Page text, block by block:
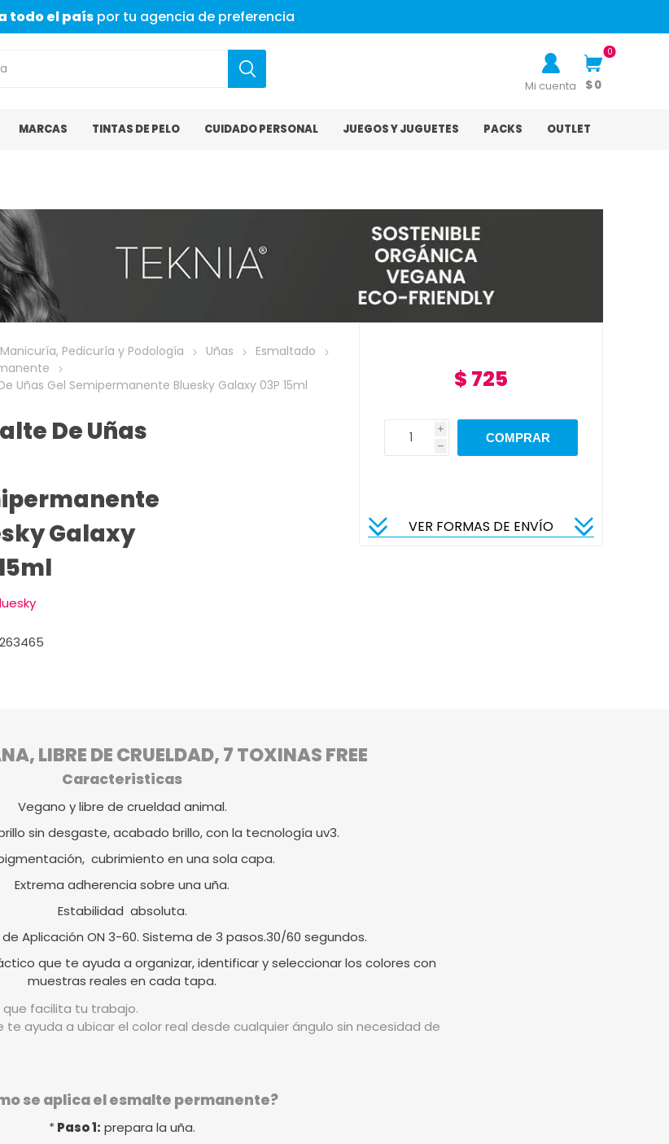
todo el país por tu agencia de preferencia
Mi cuenta
0
$ 0
MARCAS TINTAS DE PELO CUIDADO PERSONAL JUEGOS Y JUGUETES PACKS OUTLET
Manicuría, Pedicuría y Podología Uñas
Esmaltado
Uñas Gel Semipermanente Bluesky Galaxy 03P 15ml
De Uñas
Galaxy
263465
$ 725
i
h
VER FORMAS DE ENVÍO
LIBRE DE CRUELDAD, 7 TOXINAS FREE
Caracteristicas
Vegano y libre de crueldad animal.
sin desgaste, acabado brillo, con la tecnología uv3.
cubrimiento en una sola capa.
Extrema adherencia sobre una uña.
Estabilidad absoluta.
Aplicación ON 3-60. Sistema de 3 pasos.30/60 segundos.
que te ayuda a organizar, identificar y seleccionar los colores con
muestras reales en cada tapa.
facilita tu trabajo.
te ayuda a ubicar el color real desde cualquier ángulo sin necesidad de
se aplica el esmalte permanente?
*Paso 1: prepara la uña.